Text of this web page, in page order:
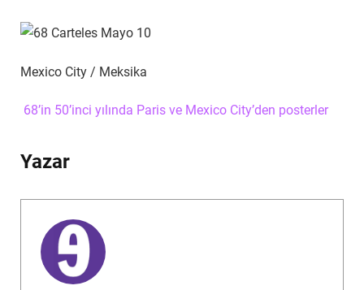
Mexico City / Meksika
68’in 50’inci yılında Paris ve Mexico City’den posterler
Yazar